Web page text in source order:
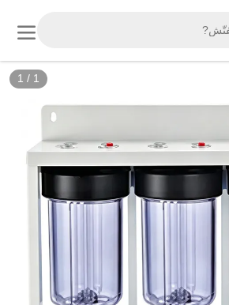
1 / 1